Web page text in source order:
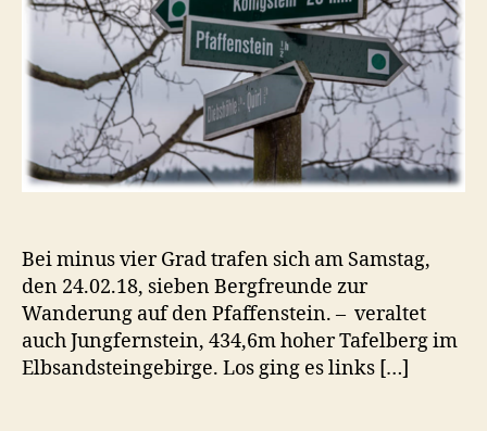
Bei minus vier Grad trafen sich am Samstag,
den 24.02.18, sieben Bergfreunde zur
Wanderung auf den Pfaffenstein. – veraltet
auch Jungfernstein, 434,6m hoher Tafelberg im
Elbsandsteingebirge. Los ging es links […]